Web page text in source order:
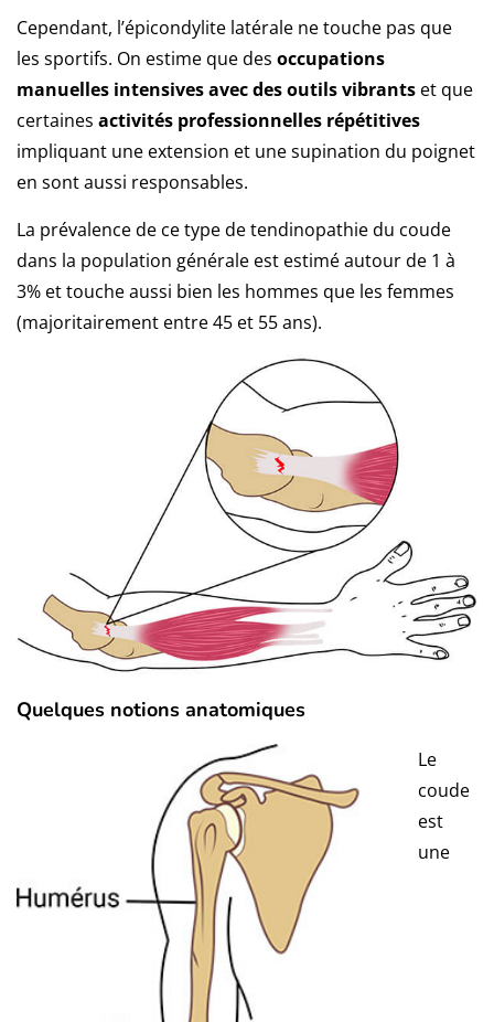
Cependant, l’épicondylite latérale ne touche pas que
les sportifs. On estime que des occupations
manuelles intensives avec des outils vibrants et que
certaines activités professionnelles répétitives
impliquant une extension et une supination du poignet
en sont aussi responsables.
La prévalence de ce type de tendinopathie du coude
dans la population générale est estimé autour de 1 à
3% et touche aussi bien les hommes que les femmes
(majoritairement entre 45 et 55 ans).
Quelques notions anatomiques
Le
coude
est
une